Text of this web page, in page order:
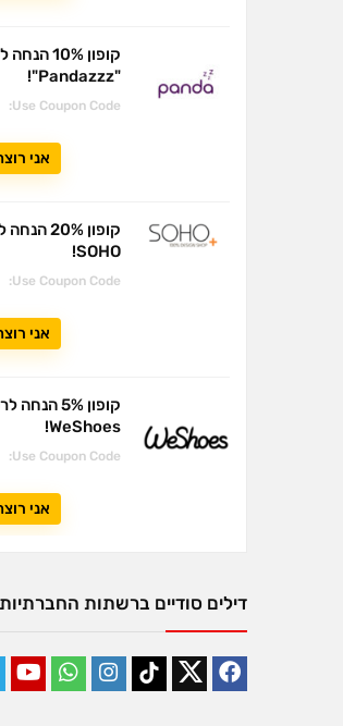
קופון
"Pandazzz"!
Use Coupon Code:
אני
קופון
SOHO!
Use Coupon Code:
אני
קופון 5%
WeShoes!
Use Coupon Code:
אני
דילים סודיים ברשתות